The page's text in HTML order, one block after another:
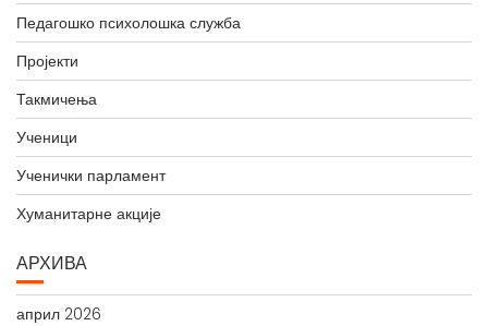
Педагошко психолошка служба
Пројекти
Такмичења
Ученици
Ученички парламент
Хуманитарне акције
АРХИВА
април 2026